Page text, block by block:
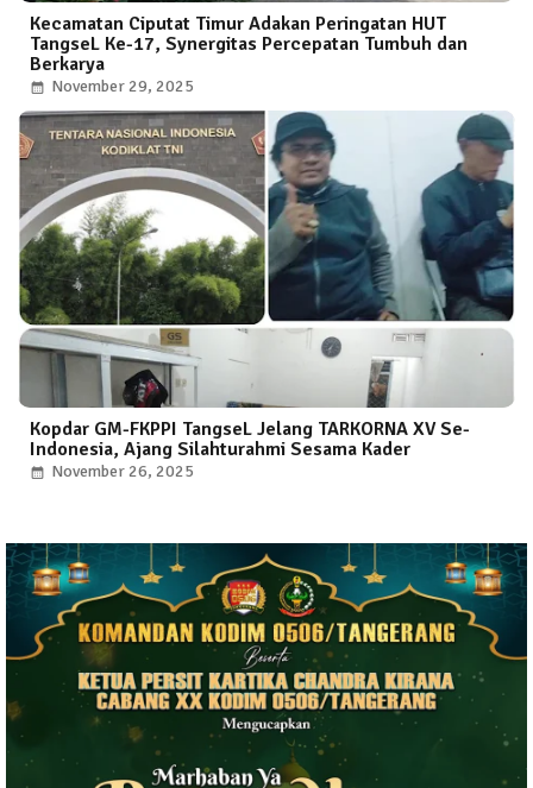
Kecamatan Ciputat Timur Adakan Peringatan HUT
TangseL Ke-17, Synergitas Percepatan Tumbuh dan
Berkarya
November 29, 2025
Kopdar GM-FKPPI TangseL Jelang TARKORNA XV Se-
Indonesia, Ajang Silahturahmi Sesama Kader
November 26, 2025